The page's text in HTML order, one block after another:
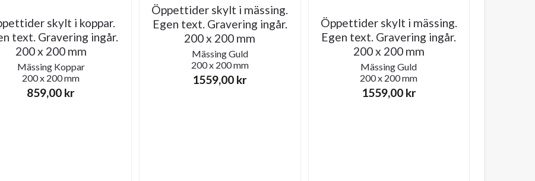
skylt i koppar.
text. Gravering ingår.
200 x 200 mm
Mässing Koppar
200 x 200 mm
859,00 kr
Öppettider skylt i mässing.
Egen text. Gravering ingår.
200 x 200 mm
MässingGuld
200 x 200 mm
1559,00 kr
Öppettider skylt i mässing.
Egen text. Gravering ingår.
200 x 200 mm
MässingGuld
200 x 200 mm
1559,00 kr